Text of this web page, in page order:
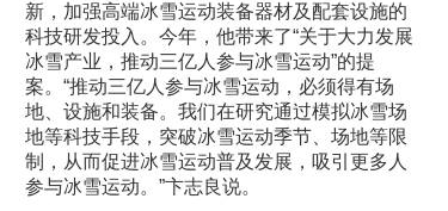
新，加强高端冰雪运动装备器材及配套设施的
科技研发投入。今年，他带来了“关于大力发展
冰雪产业，推动三亿人参与冰雪运动”的提
案。“推动三亿人参与冰雪运动，必须得有场
地、设施和装备。我们在研究通过模拟冰雪场
地等科技手段，突破冰雪运动季节、场地等限
制，从而促进冰雪运动普及发展，吸引更多人
参与冰雪运动。”卞志良说。